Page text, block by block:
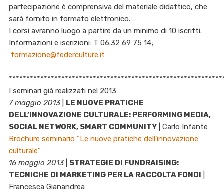
partecipazione è comprensiva del materiale didattico, che
sarà fornito in formato elettronico.
I corsi avranno luogo a partire da un minimo di 10 iscritti.
Informazioni e iscrizioni: T 06.32 69 75 14;
formazione@federculture.it
I seminari già realizzati nel 2013:
7 maggio 2013| LE NUOVE PRATICHE
DELL’INNOVAZIONE CULTURALE: PERFORMING MEDIA,
SOCIAL NETWORK, SMART COMMUNITY| Carlo Infante
Brochure seminario “Le nuove pratiche dell’innovazione
culturale”
16 maggio 2013| STRATEGIE DI FUNDRAISING:
TECNICHE DI MARKETING PER LA RACCOLTA FONDI
Francesca Gianandrea